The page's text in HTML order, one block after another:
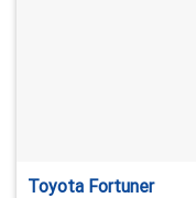
Toyota Fortuner